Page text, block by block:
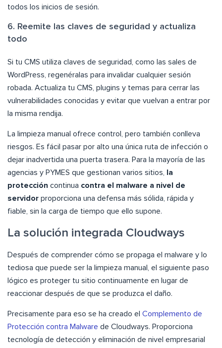
todos los inicios de sesión.
6. Reemite las claves de seguridad y actualiza
todo
Si tu CMS utiliza claves de seguridad, como las sales de
WordPress, regenéralas para invalidar cualquier sesión
robada. Actualiza tu CMS, plugins y temas para cerrar las
vulnerabilidades conocidas y evitar que vuelvan a entrar por
la misma rendija.
La limpieza manual ofrece control, pero también conlleva
riesgos. Es fácil pasar por alto una única ruta de infección o
dejar inadvertida una puerta trasera. Para la mayoría de las
agencias y PYMES que gestionan varios sitios,
la
protección continua contra el malware a nivel de
servidor proporciona una defensa más sólida, rápida y
fiable, sin la carga de tiempo que ello supone.
La solución integrada Cloudways
Después de comprender cómo se propaga el malware y lo
tediosa que puede ser la limpieza manual, el siguiente paso
lógico es proteger tu sitio continuamente en lugar de
reaccionar después de que se produzca el daño.
Precisamente para eso se ha creado el Complemento de
Protección contra Malware de Cloudways. Proporciona
tecnología de detección y eliminación de nivel empresarial